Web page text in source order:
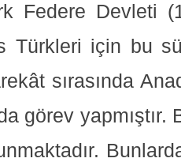
Federe Devleti
Türkleri için bu
sırasında
görev yapmıştır.